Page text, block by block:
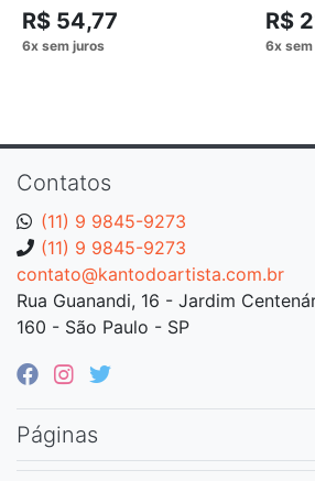
R$ 54,77 R$
Contatos
(11) 9 9845-9273
(11) 9 9845-9273
contato@kantodoartista.com.br
Rua Guanandi, 16 - Jardim
160 - São Paulo - SP
Páginas